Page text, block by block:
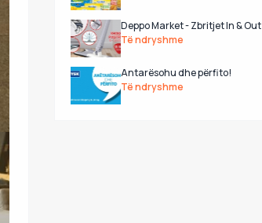
Deppo Market - Zbritjet In & Out
Të ndryshme
Antarësohu dhe përfito!
Të ndryshme